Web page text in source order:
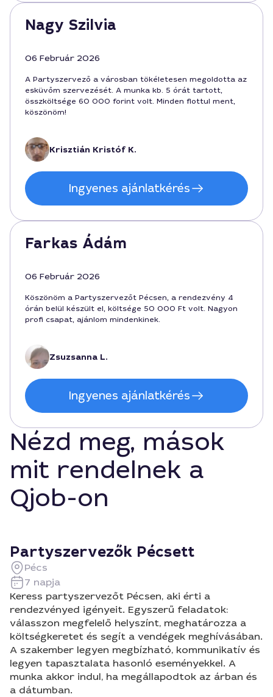
Nagy Szilvia
06 Február 2026
A Partyszervező a városban tökéletesen megoldotta az
esküvőm szervezését. A munka kb. 5 órát tartott,
összköltsége 60 000 forint volt. Minden flottul ment,
köszönöm!
Krisztián Kristóf K.
Ingyenes ajánlatkérés
Farkas Ádám
06 Február 2026
Köszönöm a Partyszervezőt Pécsen, a rendezvény 4
órán belül készült el, költsége 50 000 Ft volt. Nagyon
profi csapat, ajánlom mindenkinek.
Zsuzsanna L.
Ingyenes ajánlatkérés
Nézd meg, mások
mit rendelnek a
Qjob-on
Partyszervezők Pécsett
Pécs
7 napja
Keress partyszervezőt Pécsen, aki érti a
rendezvényed igényeit. Egyszerű feladatok:
válasszon megfelelő helyszínt, meghatározza a
költségkeretet és segít a vendégek meghívásában.
A szakember legyen megbízható, kommunikatív és
legyen tapasztalata hasonló eseményekkel. A
munka akkor indul, ha megállapodtok az árban és
a dátumban.